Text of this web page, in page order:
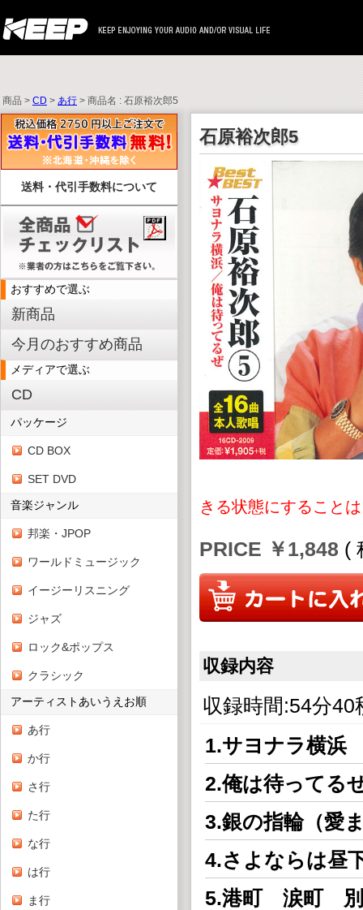
商品 >CD>あ行> 商品名 : 石原裕次郎5
送料・代引手数料について
おすすめで選ぶ
新商品
今月のおすすめ商品
メディアで選ぶ
CD
パッケージ
CD BOX
SET DVD
音楽ジャンル
邦楽・JPOP
ワールドミュージック
イージーリスニング
ジャズ
ロック&ポップス
クラシック
アーティストあいうえお順
あ行
か行
さ行
た行
な行
は行
ま行
石原裕次郎5
きる状態にすること
PRICE ￥1,848 (
収録内容
収録時間:54分40
1.サヨナラ横浜
2.俺は待ってる
3.銀の指輪（愛
4.さよならは昼
5.港町 涙町 別